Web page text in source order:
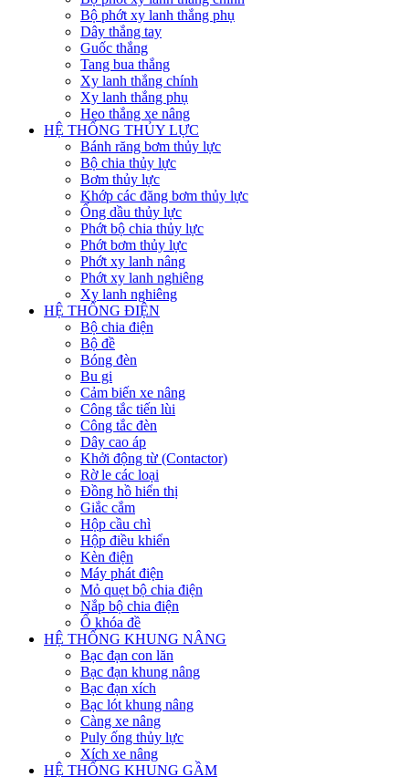
Bộ phớt xy lanh thắng phụ
Dây thắng tay
Guốc thắng
Tang bua thắng
Xy lanh thắng chính
Xy lanh thắng phụ
Heo thắng xe nâng
HỆ THỐNG THỦY LỰC
Bánh răng bơm thủy lực
Bộ chia thủy lực
Bơm thủy lực
Khớp các đăng bơm thủy lực
Ống dầu thủy lực
Phớt bộ chia thủy lực
Phớt bơm thủy lực
Phớt xy lanh nâng
Phớt xy lanh nghiêng
Xy lanh nghiêng
HỆ THỐNG ĐIỆN
Bộ chia điện
Bộ đề
Bóng đèn
Bu gi
Cảm biến xe nâng
Công tắc tiến lùi
Công tắc đèn
Dây cao áp
Khởi động từ (Contactor)
Rờ le các loại
Đồng hồ hiển thị
Giắc cắm
Hộp cầu chì
Hộp điều khiển
Kèn điện
Máy phát điện
Mỏ quẹt bộ chia điện
Nắp bộ chia điện
Ổ khóa đề
HỆ THỐNG KHUNG NÂNG
Bạc đạn con lăn
Bạc đạn khung nâng
Bạc đạn xích
Bạc lót khung nâng
Càng xe nâng
Puly ống thủy lực
Xích xe nâng
HỆ THỐNG KHUNG GẦM